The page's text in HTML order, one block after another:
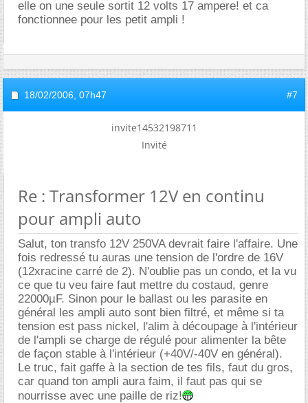
elle on une seule sortit 12 volts 17 ampere! et ca
fonctionnee pour les petit ampli !
18/02/2006, 07h47 #7
invite14532198711
Invité
Re : Transformer 12V en continu
pour ampli auto
Salut, ton transfo 12V 250VA devrait faire l'affaire. Une
fois redressé tu auras une tension de l'ordre de 16V
(12xracine carré de 2). N'oublie pas un condo, et la vu
ce que tu veu faire faut mettre du costaud, genre
22000µF. Sinon pour le ballast ou les parasite en
général les ampli auto sont bien filtré, et même si ta
tension est pass nickel, l'alim à découpage à l'intérieur
de l'ampli se charge de régulé pour alimenter la bête
de façon stable à l'intérieur (+40V/-40V en général).
Le truc, fait gaffe à la section de tes fils, faut du gros,
car quand ton ampli aura faim, il faut pas qui se
nourrisse avec une paille de riz!